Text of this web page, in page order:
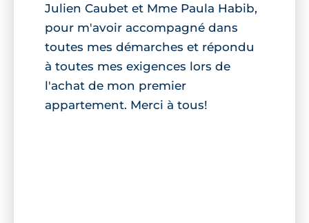
Julien Caubet et Mme Paula Habib,
pour m'avoir accompagné dans
toutes mes démarches et répondu
à toutes mes exigences lors de
l'achat de mon premier
appartement. Merci à tous!